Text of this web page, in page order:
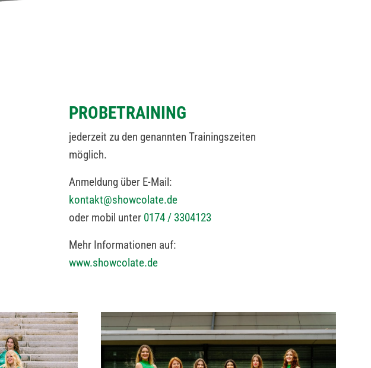
PROBETRAINING
jederzeit zu den genannten Trainingszeiten
möglich.
Anmeldung über E-Mail:
kontakt@showcolate.de
oder mobil unter 0174 / 3304123
Mehr Informationen auf:
www.showcolate.de